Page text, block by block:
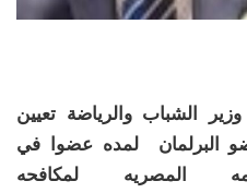
الشباب والرياضة تعيين
البرلمان لمده عضوا في
المصريه لمكافحه